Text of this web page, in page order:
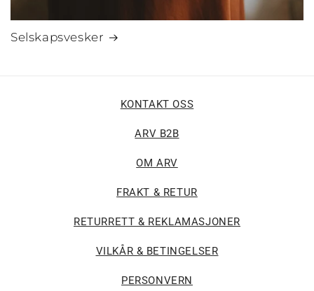
Selskapsvesker
KONTAKT OSS
ARV B2B
OM ARV
FRAKT & RETUR
RETURRETT & REKLAMASJONER
VILKÅR & BETINGELSER
PERSONVERN